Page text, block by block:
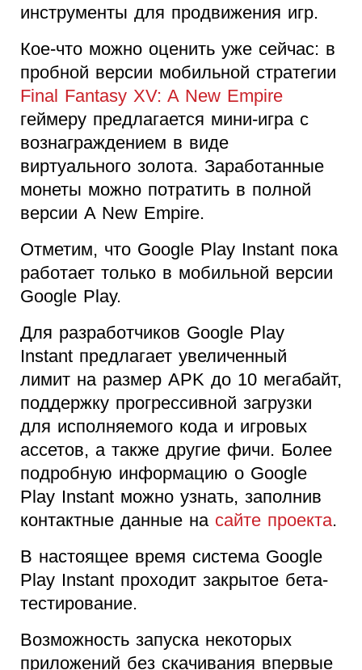
инструменты для продвижения игр.
Кое-что можно оценить уже сейчас: в
пробной версии мобильной стратегии
Final Fantasy XV: A New Empire
геймеру предлагается мини-игра с
вознаграждением в виде
виртуального золота. Заработанные
монеты можно потратить в полной
версии A New Empire.
Отметим, что Google Play Instant пока
работает только в мобильной версии
Google Play.
Для разработчиков Google Play
Instant предлагает увеличенный
лимит на размер APK до 10 мегабайт,
поддержку прогрессивной загрузки
для исполняемого кода и игровых
ассетов, а также другие фичи. Более
подробную информацию о Google
Play Instant можно узнать, заполнив
контактные данные на сайте проекта.
В настоящее время система Google
Play Instant проходит закрытое бета-
тестирование.
Возможность запуска некоторых
приложений без скачивания впервые